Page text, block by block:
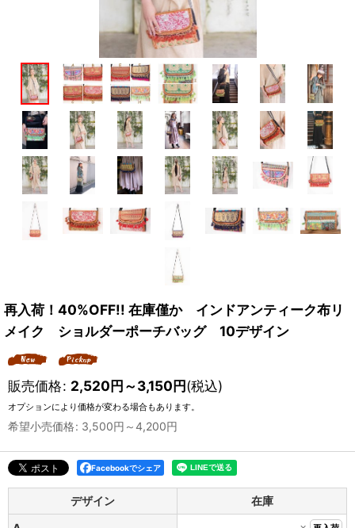
再入荷！40%OFF!! 在庫僅か インドアンティーク布リ
メイク ショルダーポーチバッグ 10デザイン
販売価格: 2,520円～3,150円(税込)
オプションにより価格が変わる場合もあります。
希望小売価格: 3,500円 ～4,200円
Facebookでシェア
デザイン
在庫